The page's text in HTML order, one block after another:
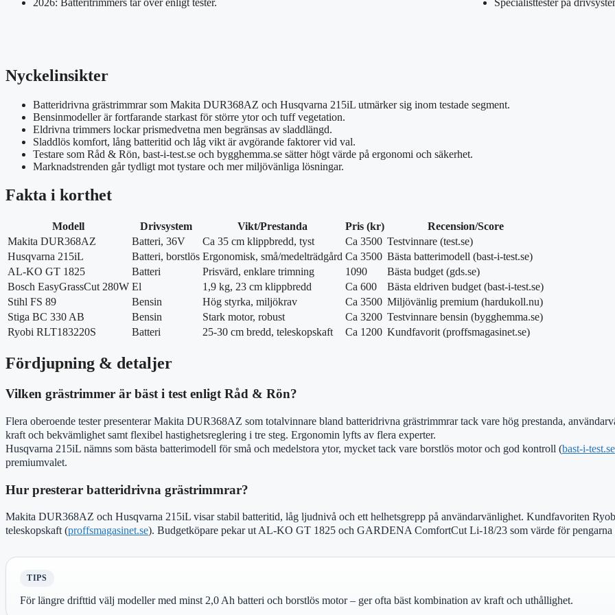
Nyckelinsikter
Batteridrivna grästrimmrar som Makita DUR368AZ och Husqvarna 215iL utmärker sig inom testade segment.
Bensinmodeller är fortfarande starkast för större ytor och tuff vegetation.
Eldrivna trimmers lockar prismedvetna men begränsas av sladdlängd.
Sladdlös komfort, lång batteritid och låg vikt är avgörande faktorer vid val.
Testare som Råd & Rön, bast-i-test.se och bygghemma.se sätter högt värde på ergonomi och säkerhet.
Marknadstrenden går tydligt mot tystare och mer miljövänliga lösningar.
Fakta i korthet
Modell Drivsystem Vikt/Prestanda Pris (kr)
Recension/Score
Makita DUR368AZ
Batteri, 36V Ca 35 cm klippbredd, tyst Ca 3500 Testvinnare (test.se)
Husqvarna 215iL
Batteri, borstlös Ergonomisk, små/medelträdgård Ca 3500 Bästa batterimodell (bast-i-test.se)
AL-KO GT 1825
Batteri Prisvärd, enklare trimning 1090
Bästa budget (gds.se)
Bosch EasyGrassCut 280W El 1,9 kg, 23 cm klippbredd Ca 600
Bästa eldriven budget (bast-i-test.se)
Stihl FS 89
Bensin Hög styrka, miljökrav Ca 3500 Miljövänlig premium (hardukoll.nu)
Stiga BC 330 AB
Bensin Stark motor, robust Ca 3200 Testvinnare bensin (bygghemma.se)
Ryobi RLT183220S
Batteri 25-30 cm bredd, teleskopskaft Ca 1200 Kundfavorit (proffsmagasinet.se)
Fördjupning & detaljer
Vilken grästrimmer är bäst i test enligt Råd & Rön?
Flera oberoende tester presenterar Makita DUR368AZ som totalvinnare bland batteridrivna grästrimmrar tack vare hög prestanda,
kraft och bekvämlighet samt flexibel hastighetsreglering i tre steg. Ergonomin lyfts av flera experter.
Husqvarna 215iL nämns som bästa batterimodell för små och medelstora ytor, mycket tack vare borstlös motor och god kontroll (bast-i-test.se
premiumvalet.
Hur presterar batteridrivna grästrimmrar?
Makita DUR368AZ och Husqvarna 215iL visar stabil batteritid, låg ljudnivå och ett helhetsgrepp på användarvänlighet. Kundfavoriten
teleskopskaft (proffsmagasinet.se). Budgetköpare pekar ut AL-KO GT 1825 och GARDENA ComfortCut Li-18/23 som värde för pengarna
TIPS
För längre drifttid välj modeller med minst 2,0 Ah batteri och borstlös motor – ger ofta bäst kombination av kraft och uthållighet.